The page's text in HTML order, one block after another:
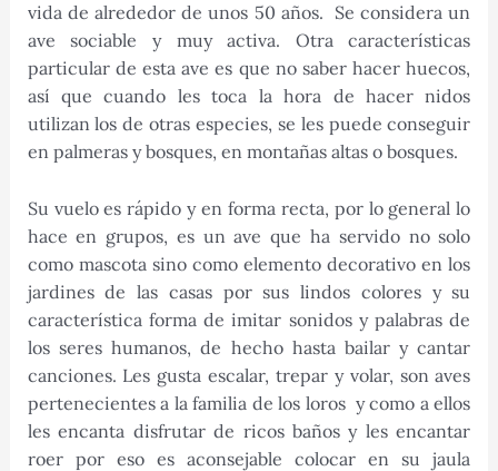
vida de alrededor de unos 50 años. Se considera un
ave sociable y muy activa. Otra características
particular de esta ave es que no saber hacer huecos,
así que cuando les toca la hora de hacer nidos
utilizan los de otras especies, se les puede conseguir
en palmeras y bosques, en montañas altas o bosques.
Su vuelo es rápido y en forma recta, por lo general lo
hace en grupos, es un ave que ha servido no solo
como mascota sino como elemento decorativo en los
jardines de las casas por sus lindos colores y su
característica forma de imitar sonidos y palabras de
los seres humanos, de hecho hasta bailar y cantar
canciones. Les gusta escalar, trepar y volar, son aves
pertenecientes a la familia de los loros y como a ellos
les encanta disfrutar de ricos baños y les encantar
roer por eso es aconsejable colocar en su jaula